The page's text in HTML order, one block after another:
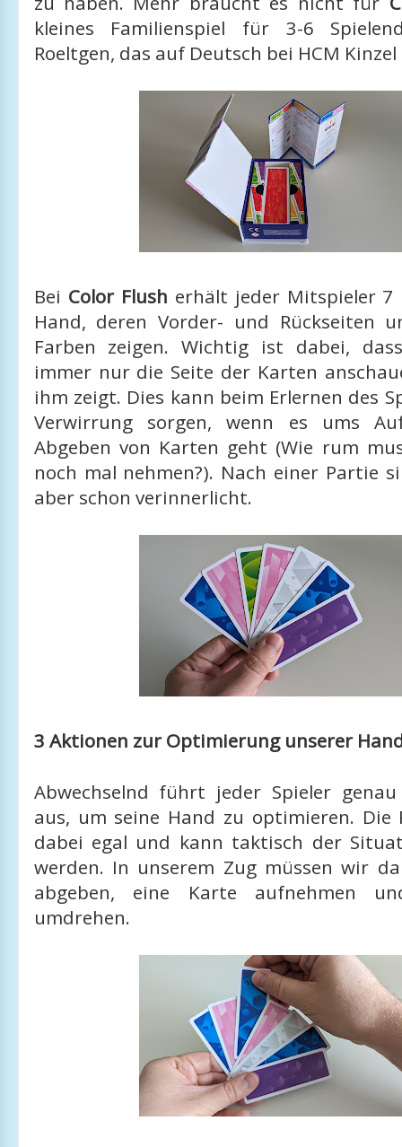
kleines Familienspiel für 3-6
Roeltgen, das auf Deutsch bei HCM
Bei Color Flush erhält jeder Mitspieler
Hand, deren Vorder- und Rückseiten
Farben zeigen. Wichtig ist dabei,
immer nur die Seite der Karten
ihm zeigt. Dies kann beim Erlernen des
Verwirrung sorgen, wenn es ums
Abgeben von Karten geht (Wie rum
noch mal nehmen?). Nach einer Partie
aber schon verinnerlicht.
3 Aktionen zur Optimierung unserer
Abwechselnd führt jeder Spieler
aus, um seine Hand zu optimieren. Die
dabei egal und kann taktisch der
werden. In unserem Zug müssen wir
abgeben, eine Karte aufnehmen
umdrehen.